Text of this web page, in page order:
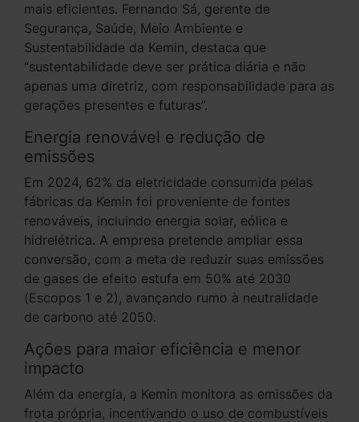
mais eficientes. Fernando Sá, gerente de
Segurança, Saúde, Meio Ambiente e
Sustentabilidade da Kemin, destaca que
“sustentabilidade deve ser prática diária e não
apenas uma diretriz, com responsabilidade para as
gerações presentes e futuras”.
Energia renovável e redução de
emissões
Em 2024, 62% da eletricidade consumida pelas
fábricas da Kemin foi proveniente de fontes
renováveis, incluindo energia solar, eólica e
hidrelétrica. A empresa pretende ampliar essa
conversão, com a meta de reduzir suas emissões
de gases de efeito estufa em 50% até 2030
(Escopos 1 e 2), avançando rumo à neutralidade
de carbono até 2050.
Ações para maior eficiência e menor
impacto
Além da energia, a Kemin monitora as emissões da
frota própria, incentivando o uso de combustíveis